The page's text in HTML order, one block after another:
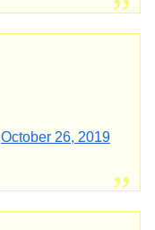
October 26, 2019